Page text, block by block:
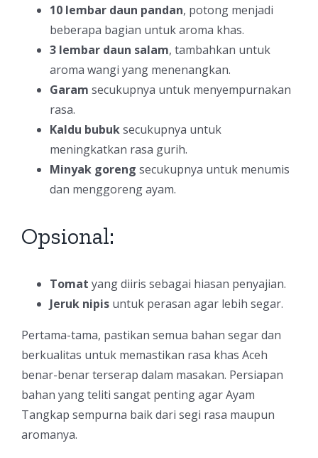
10 lembar daun pandan, potong menjadi
beberapa bagian untuk aroma khas.
3 lembar daun salam, tambahkan untuk
aroma wangi yang menenangkan.
Garam secukupnya untuk menyempurnakan
rasa.
Kaldu bubuksecukupnya untuk
meningkatkan rasa gurih.
Minyak goreng secukupnya untuk menumis
dan menggoreng ayam.
Opsional:
Tomat yang diiris sebagai hiasan penyajian.
Jeruk nipis untuk perasan agar lebih segar.
Pertama-tama, pastikan semua bahan segar dan
berkualitas untuk memastikan rasa khas Aceh
benar-benar terserap dalam masakan. Persiapan
bahan yang teliti sangat penting agar Ayam
Tangkap sempurna baik dari segi rasa maupun
aromanya.